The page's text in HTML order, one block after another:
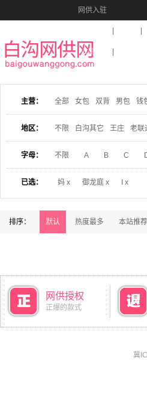
网供入驻
收藏本站
主营： 全部 女包 双背 男包 钱
地区： 不限 白沟其它 王庄 老联
字母： 不限 A B C
已选： 妈 x 御龙庭 x I x
排序： 默认 热度最多 本站推荐
网供授权
正爆的款式
冀